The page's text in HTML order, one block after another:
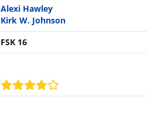
Alexi Hawley
Kirk W. Johnson
FSK 16